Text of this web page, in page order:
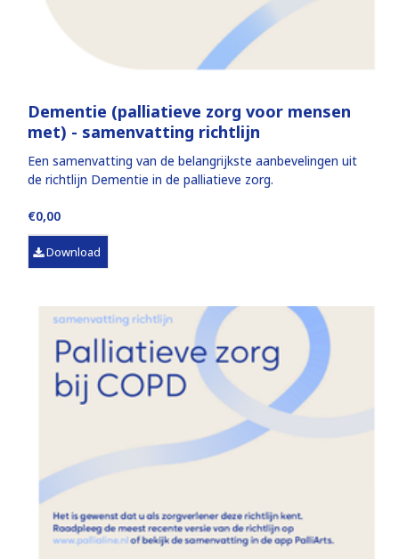
Dementie (palliatieve zorg voor mensen
met) - samenvatting richtlijn
Een samenvatting van de belangrijkste aanbevelingen uit
de richtlijn Dementie in de palliatieve zorg.
€0,00
Download